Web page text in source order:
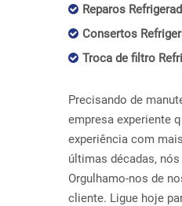
Reparos
Consertos
Troca de filtro
Precisando de
empresa experiente
experiência com
últimas décadas,
Orgulhamo-nos de
cliente. Ligue hoje